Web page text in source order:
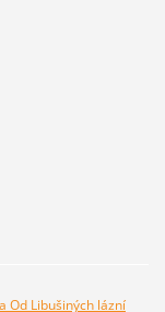
Od Libušiných lázní